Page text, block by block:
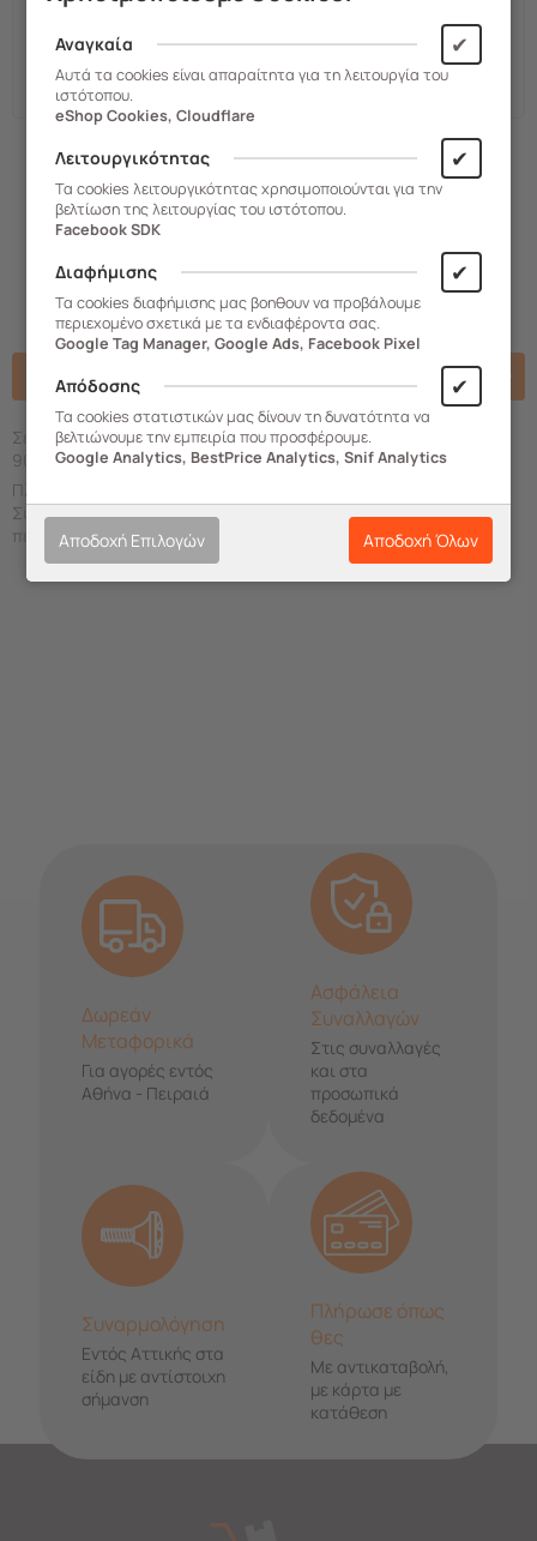
Υπολογισμός Μεταφορικών
Έχεις απορία για το προϊόν;
Συνδέσου ή δημιούργησε λογαριασμό για να σου
απαντήσουμε άμεσα.
Περιγραφή
Σετ Πετσέτες Κουζίνας Kitchen Towels 40x50 KITY από ύφασμα
90% βαμβάκι - 10% polyester, 425gsm.
Πλύσιμο στους 30° C Απαγορεύεται το στεγνό καθάρισμα
Σιδέρωμα σε μέτρια θερμοκρασία. To σετ περιλαμβάνει 2
πετσέτες κουζίνας 40x50
Δωρεάν
Μεταφορικά
Για αγορές εντός
Αθήνα - Πειραιά
Ασφάλεια
Συναλλαγών
Στις συναλλαγές
και στα
προσωπικά
δεδομένα
Συναρμολόγηση
Εντός Αττικής στα
είδη με αντίστοιχη
σήμανση
Πλήρωσε όπως
θες
Με αντικαταβολή,
με κάρτα με
κατάθεση
Αναγκαία ✔
Αυτά τα cookies είναι απαραίτητα για τη λειτουργία του
ιστότοπου.
eShop Cookies, Cloudflare
Λειτουργικότητας ✔
Τα cookies λειτουργικότητας χρησιμοποιούνται για την
βελτίωση της λειτουργίας του ιστότοπου.
Facebook SDK
Διαφήμισης ✔
Τα cookies διαφήμισης μας βοηθουν να προβάλουμε
περιεχομένο σχετικά με τα ενδιαφέροντα σας.
Google Tag Manager, Google Ads, Facebook Pixel
Απόδοσης ✔
Τα cookies στατιστικών μας δίνουν τη δυνατότητα να
βελτιώνουμε την εμπειρία που προσφέρουμε.
Google Analytics, BestPrice Analytics, Snif Analytics
Αποδοχή Επιλογών Αποδοχή Όλων